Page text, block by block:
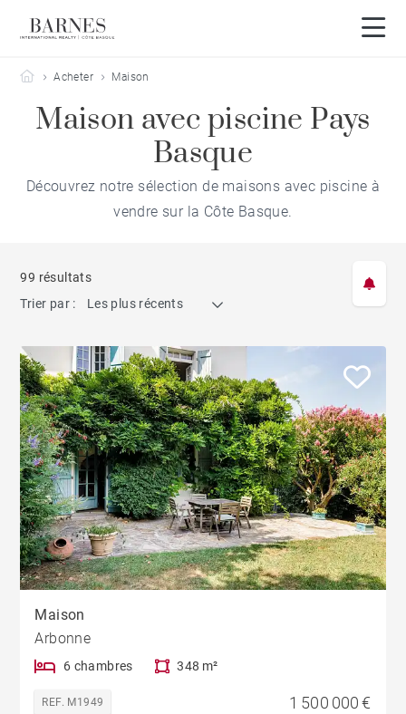
Barnes Côte Basque
Acheter Maison
Maison avec piscine Pays
Basque
Découvrez notre sélection de maisons avec piscine à
vendre sur la Côte Basque.
99 résultats
Trier par :
Les plus récents
Maison
Arbonne
6 chambres 348 m²
REF. M1949 1 500 000 €